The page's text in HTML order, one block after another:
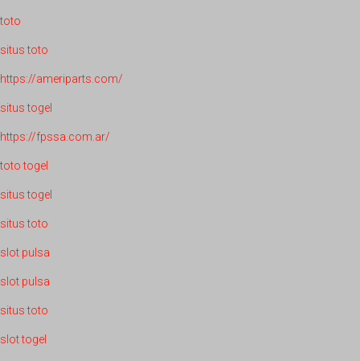
toto
situs toto
https://ameriparts.com/
situs togel
https://fpssa.com.ar/
toto togel
situs togel
situs toto
slot pulsa
slot pulsa
situs toto
slot togel